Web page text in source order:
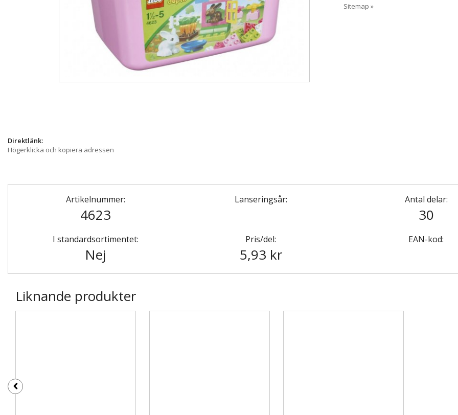
Sitemap »
Direktlänk:
Högerklicka och kopiera adressen
Artikelnummer:
4623
Lanseringsår: Antal delar:
30
I standardsortimentet:
Nej
Pris/del:
5,93 kr
EAN-kod:
Liknande produkter